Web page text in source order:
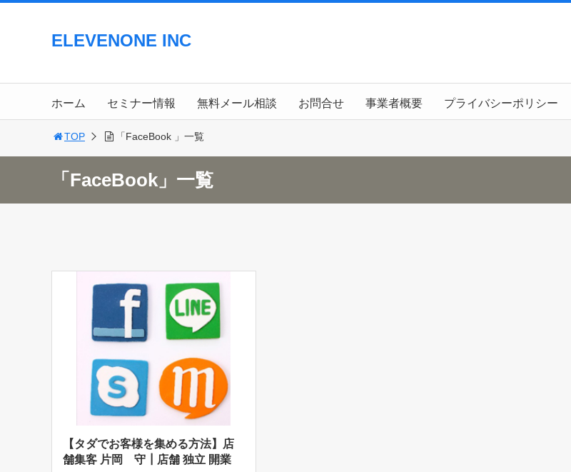
ELEVENONE INC
ホーム セミナー情報 無料メール相談 お問合せ 事業者概要 プライバシーポリシー
TOP 「FaceBook 」一覧
「FaceBook」一覧
【タダでお客様を集める方法】店
舗集客 片岡 守┃店舗 独立 開業